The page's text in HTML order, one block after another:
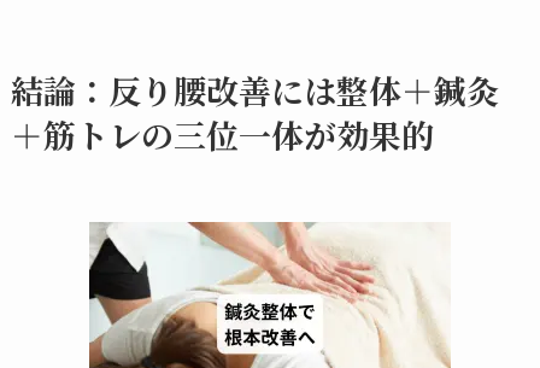
結論：反り腰改善には整体＋鍼灸
＋筋トレの三位一体が効果的